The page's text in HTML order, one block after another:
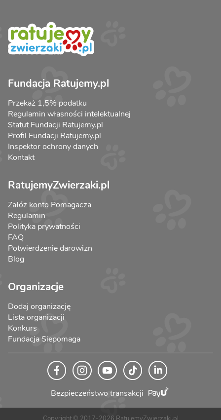
Fundacja Ratujemy.pl
Przekaż 1,5% podatku
Regulamin własności intelektualnej
Statut Fundacji Ratujemy.pl
Profil Fundacji Ratujemy.pl
Inspektor ochrony danych
Kontakt
RatujemyZwierzaki.pl
Załóż konto Pomagacza
Regulamin
Polityka prywatności
FAQ
Potwierdzenie darowizn
Blog
Organizacje
Dodaj organizację
Lista organizacji
Konkurs
Fundacja Siepomaga
Bezpieczeństwo transakcji